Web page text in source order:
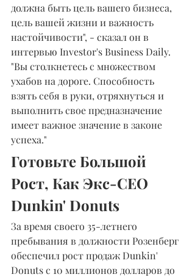
должна быть цель вашего бизнеса,
цель вашей жизни и важность
настойчивости", - сказал он в
интервью Investor's Business Daily.
"Вы столкнетесь с множеством
ухабов на дороге. Способность
взять себя в руки, отряхнуться и
выполнить свое предназначение
имеет важное значение в законе
успеха."
Готовьте Большой
Рост, Как Экс-СЕО
Dunkin' Donuts
За время своего 35-летнего
пребывания в должности Розенберг
обеспечил рост продаж Dunkin'
Donuts с 10 миллионов долларов до